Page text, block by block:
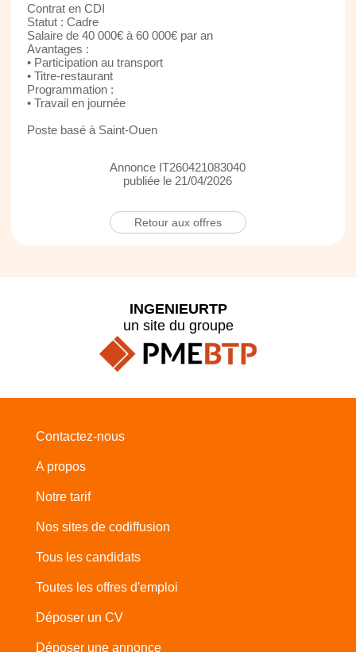
Contrat en CDI
Statut : Cadre
Salaire de 40 000€ à 60 000€ par an
Avantages :
• Participation au transport
• Titre-restaurant
Programmation :
• Travail en journée
Poste basé à Saint-Ouen
Annonce IT260421083040
publiée le 21/04/2026
Retour aux offres
INGENIEURTP
un site du groupe
Contactez-nous
A propos
Notre tarif
Nos sites de codiffusion
Tous les candidats
Toutes les offres d'emploi
Déposer un CV
Déposer une annonce